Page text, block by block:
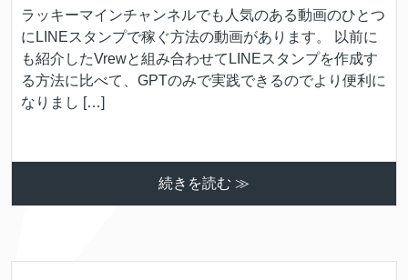
ラッキーマインチャンネルでも人気のある動画のひとつ
にLINEスタンプで稼ぐ方法の動画があります。 以前に
も紹介したVrewと組み合わせてLINEスタンプを作成す
る方法に比べて、GPTのみで実践できるのでより便利に
なりまし […]
続きを読む ≫